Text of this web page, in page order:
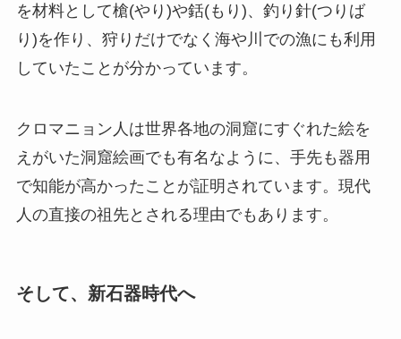
を材料として槍(やり)や銛(もり)、釣り針(つりば
り)を作り、狩りだけでなく海や川での漁にも利用
していたことが分かっています。
クロマニョン人は世界各地の洞窟にすぐれた絵を
えがいた洞窟絵画でも有名なように、手先も器用
で知能が高かったことが証明されています。現代
人の直接の祖先とされる理由でもあります。
そして、新石器時代へ